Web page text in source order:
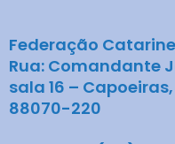
Federação
Rua: Comandante
sala 16 –
88070-220